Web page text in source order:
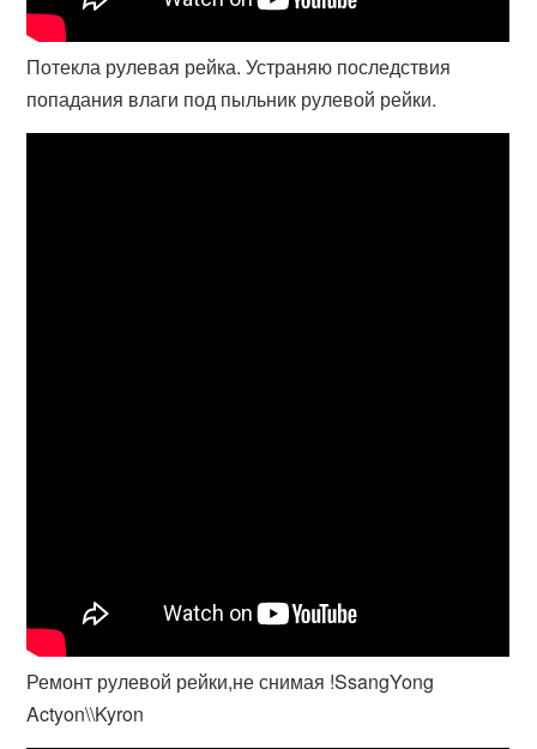
Потекла рулевая рейка. Устраняю последствия
попадания влаги под пыльник рулевой рейки.
Ремонт рулевой рейки,не снимая !SsangYong
Actyon\\Kyron